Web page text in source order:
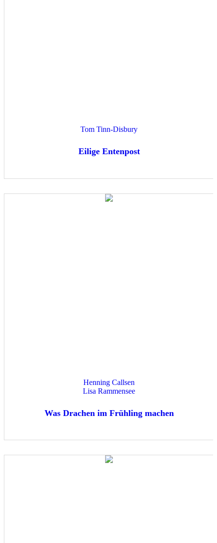
Tom Tinn-Disbury
Eilige Entenpost
Henning Callsen
Lisa Rammensee
Was Drachen im Frühling machen